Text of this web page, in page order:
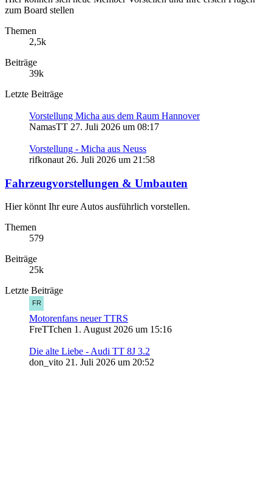
zum Board stellen
Themen
2,5k
Beiträge
39k
Letzte Beiträge
Vorstellung Micha aus dem Raum Hannover
NamasTT 27. Juli 2026 um 08:17
Vorstellung - Micha aus Neuss
rifkonaut 26. Juli 2026 um 21:58
Fahrzeugvorstellungen & Umbauten
Hier könnt Ihr eure Autos ausführlich vorstellen.
Themen
579
Beiträge
25k
Letzte Beiträge
Motorenfans neuer TTRS
FreTTchen 1. August 2026 um 15:16
Die alte Liebe - Audi TT 8J 3.2
don_vito 21. Juli 2026 um 20:52